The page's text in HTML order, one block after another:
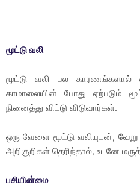
மூட்டு வலி
மூட்டு வலி பல
காமாலையின் போது ஏற்படும்
நினைத்து விட்டு விடுவார்கள்.
ஒரு வேளை மூட்டு வலியுடன்,
அறிகுறிகள் தெரிந்தால், உடனே
பசியின்மை